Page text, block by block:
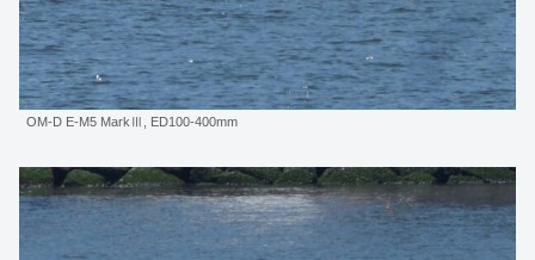
OM-D E-M5 MarkⅢ, ED100-400mm